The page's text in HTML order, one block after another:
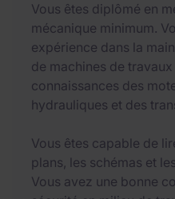
Vous êtes diplômé en
mécanique minimum.
expérience dans la
de machines de
connaissances des
hydrauliques et des
Vous êtes capable de
plans, les schémas et
Vous avez une bonne